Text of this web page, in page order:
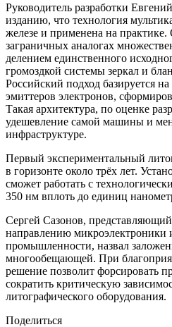
Руководитель разработки
изданию, что технология
железе и применена на практике.
заграничных аналогах
делением единственного
громоздкой системы зеркал и
Российский подход базируется
эмиттеров электронов,
Такая архитектура, по оценке
удешевление самой машины и
инфраструктуре.
Первый экспериментальный
в горизонте около трёх лет.
сможет работать с
350 нм вплоть до единиц
Сергей Сазонов,
направлению микроэлектроники
промышленности, назвал
многообещающей. При
решение позволит форсировать
сократить критическую
литографического оборудования.
Поделиться